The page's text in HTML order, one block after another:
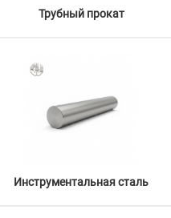
Трубный прокат
Инструментальная сталь